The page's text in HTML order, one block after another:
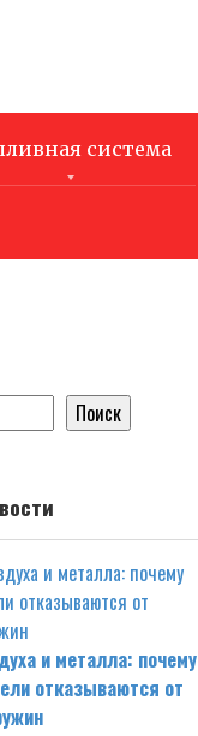
система
Поиск
и металла: почему
отказываются от